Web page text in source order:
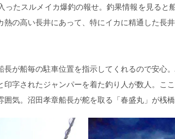
たスルメイカ爆釣の報せ。釣果情報を見ると
の高い長井にあって、特にイカに精通した長
が船毎の駐車位置を指示してくれるので安心
字されたジャンパーを着た釣り人が数人。こ
気。沼田孝章船長が舵を取る「春盛丸」が桟橋